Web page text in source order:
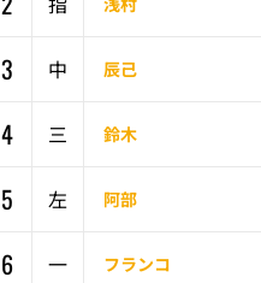
3
中 辰己
4
三 鈴木
5
左 阿部
6
一 フランコ